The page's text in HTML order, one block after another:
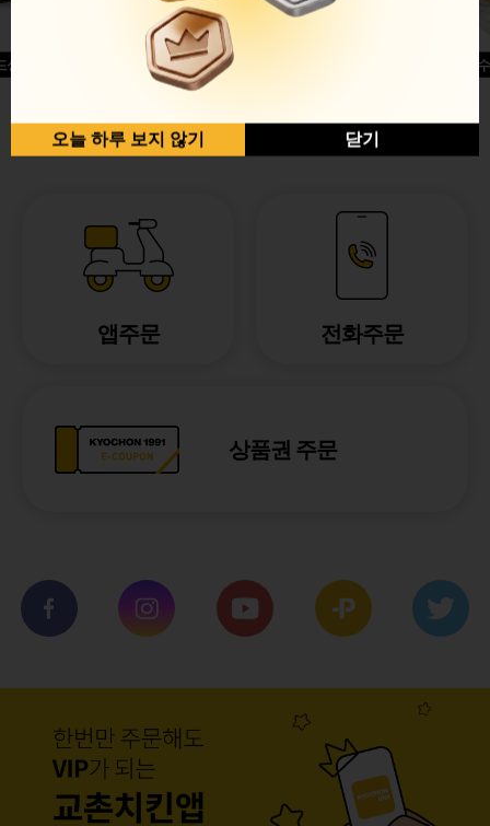
글윙
반반순살[레드+허니]
허니옥
앱주문 전화주문
상품권 주문
오늘 하루 보지 않기 닫기